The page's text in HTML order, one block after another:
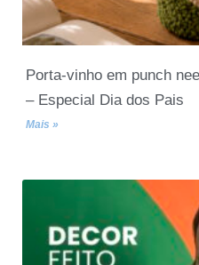
Porta-vinho em punch
– Especial Dia dos Pais
Mais »